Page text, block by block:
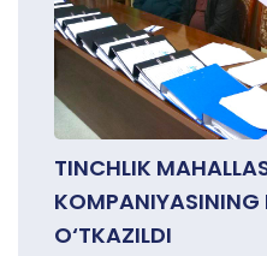
TINCHLIK
KOMPANIYASINING
O‘TKAZILDI